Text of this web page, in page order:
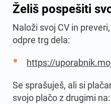
Želiš pospešiti
Naloži svoj CV in
odpre trg dela:
https://
Se sprašuješ, ali si
svojo plačo z drugimi na: